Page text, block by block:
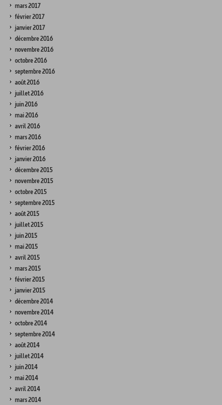
mars 2017
février 2017
janvier 2017
décembre 2016
novembre 2016
octobre 2016
septembre 2016
août 2016
juillet 2016
juin 2016
mai 2016
avril 2016
mars 2016
février 2016
janvier 2016
décembre 2015
novembre 2015
octobre 2015
septembre 2015
août 2015
juillet 2015
juin 2015
mai 2015
avril 2015
mars 2015
février 2015
janvier 2015
décembre 2014
novembre 2014
octobre 2014
septembre 2014
août 2014
juillet 2014
juin 2014
mai 2014
avril 2014
mars 2014